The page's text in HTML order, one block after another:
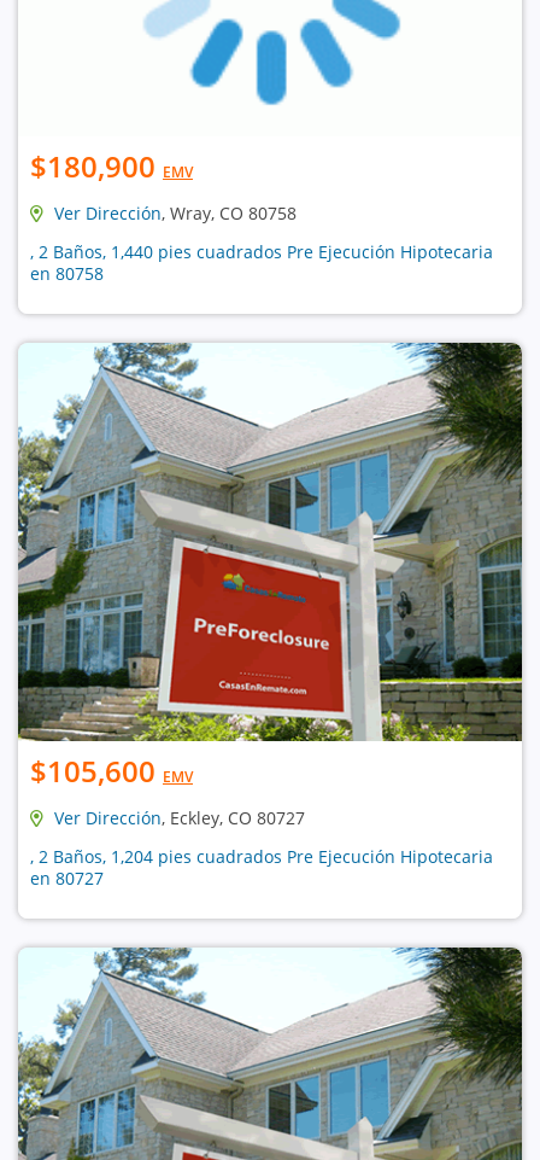
$180,900 EMV
Ver Dirección, Wray, CO 80758
, 2 Baños, 1,440 pies cuadrados Pre Ejecución Hipotecaria
en 80758
$105,600 EMV
Ver Dirección, Eckley, CO 80727
, 2 Baños, 1,204 pies cuadrados Pre Ejecución Hipotecaria
en 80727